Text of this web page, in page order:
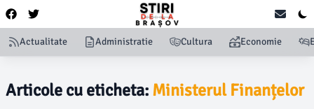
Actualitate Administratie Cultura Economie
Articole cu eticheta: Ministerul Finanțelor